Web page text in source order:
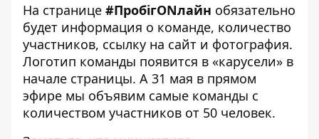
На странице #ПробігONлайн обязательно
будет информация о команде, количество
участников, ссылку на сайт и фотография.
Логотип команды появится в «карусели» в
начале страницы. А 31 мая в прямом
эфире мы объявим самые команды с
количеством участников от 50 человек.